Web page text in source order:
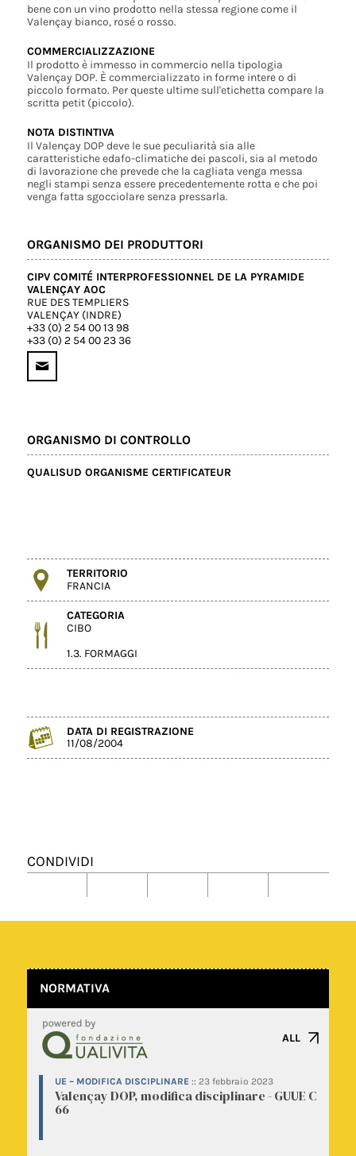
bene con un vino prodotto nella stessa regione come il
Valençay bianco, rosé o rosso.
COMMERCIALIZZAZIONE
Il prodotto è immesso in commercio nella tipologia
Valençay DOP. È commercializzato in forme intere o di
piccolo formato. Per queste ultime sull'etichetta compare la
scritta petit (piccolo).
NOTA DISTINTIVA
Il Valençay DOP deve le sue peculiarità sia alle
caratteristiche edafo-climatiche dei pascoli, sia al metodo
di lavorazione che prevede che la cagliata venga messa
negli stampi senza essere precedentemente rotta e che poi
venga fatta sgocciolare senza pressarla.
ORGANISMO DEI PRODUTTORI
CIPV COMITÉ INTERPROFESSIONNEL DE LA PYRAMIDE
VALENÇAY AOC
RUE DES TEMPLIERS
VALENÇAY (INDRE)
+33 (0) 2 54 00 13 98
+33 (0) 2 54 00 23 36
ORGANISMO DI CONTROLLO
QUALISUD ORGANISME CERTIFICATEUR
TERRITORIO
FRANCIA
CATEGORIA
CIBO
1.3. FORMAGGI
DATA DI REGISTRAZIONE
11/08/2004
CONDIVIDI
NORMATIVA
ALL
UE – MODIFICA DISCIPLINARE :: 23 febbraio 2023
Valençay DOP, modifica disciplinare - GUUE C
66